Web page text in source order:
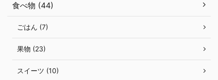
食べ物 (44)
ごはん (7)
果物 (23)
スイーツ (10)